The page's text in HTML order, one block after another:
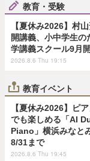
教育・受験
【夏休み2026】村
開講義、小中学生の
学講義スクール9月
2026.8.6 Thu 19:15
教育イベント
【夏休み2026】ピ
でも楽しめる「AI
Piano」横浜みなと
8/31まで
2026.8.6 Thu 19:45